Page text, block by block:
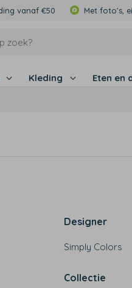
vanaf €50 Met foto's,
Kleding Eten en
Designer
Simply Colors
Collectie